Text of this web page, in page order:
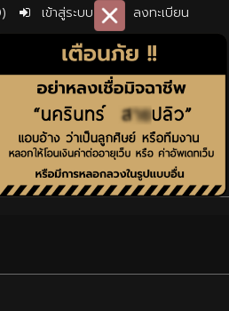
เข้าสู่ระบบ ลงทะเบียน